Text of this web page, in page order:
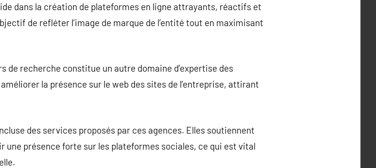
dans la création de plateformes en ligne attrayants, réactifs et
de refléter l’image de marque de l’entité tout en maximisant
de recherche constitue un autre domaine d’expertise des
la présence sur le web des sites de l’entreprise, attirant
des services proposés par ces agences. Elles soutiennent
une présence forte sur les plateformes sociales, ce qui est vital